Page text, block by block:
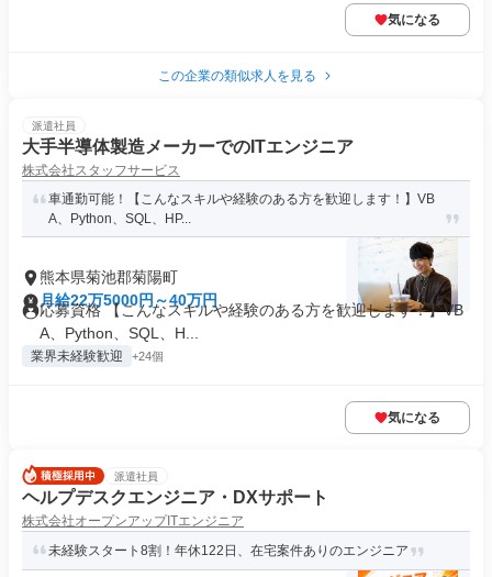
気になる
この企業の類似求人を見る
派遣社員
大手半導体製造メーカーでのITエンジニア
株式会社スタッフサービス
車通勤可能！【こんなスキルや経験のある方を歓迎します！】VB
A、Python、SQL、HP...
熊本県菊池郡菊陽町
月給22万5000円～40万円
応募資格 【こんなスキルや経験のある方を歓迎します！】VB
A、Python、SQL、H...
業界未経験歓迎 +24個
気になる
派遣社員
ヘルプデスクエンジニア・DXサポート
株式会社オープンアップITエンジニア
未経験スタート8割！年休122日、在宅案件ありのエンジニア